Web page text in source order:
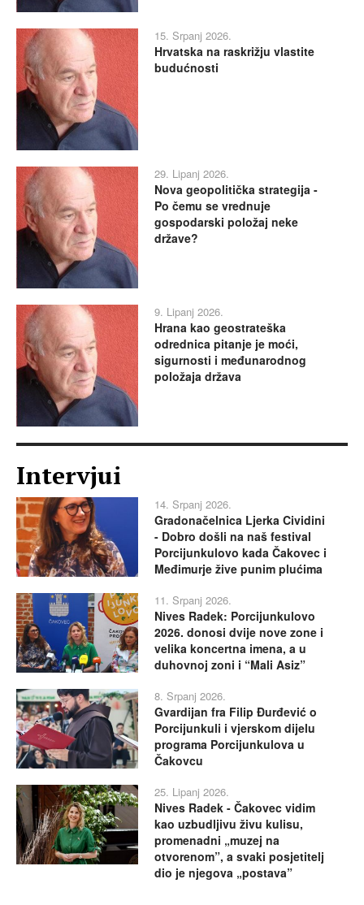
15. Srpanj 2026.
Hrvatska na raskrižju vlastite
budućnosti
29. Lipanj 2026.
Nova geopolitička strategija -
Po čemu se vrednuje
gospodarski položaj neke
države?
9. Lipanj 2026.
Hrana kao geostrateška
odrednica pitanje je moći,
sigurnosti i međunarodnog
položaja država
Intervjui
14. Srpanj 2026.
Gradonačelnica Ljerka Cividini
- Dobro došli na naš festival
Porcijunkulovo kada Čakovec i
Međimurje žive punim plućima
11. Srpanj 2026.
Nives Radek: Porcijunkulovo
2026. donosi dvije nove zone i
velika koncertna imena, a u
duhovnoj zoni i “Mali Asiz”
8. Srpanj 2026.
Gvardijan fra Filip Đurđević o
Porcijunkuli i vjerskom dijelu
programa Porcijunkulova u
Čakovcu
25. Lipanj 2026.
Nives Radek - Čakovec vidim
kao uzbudljivu živu kulisu,
promenadni „muzej na
otvorenom”, a svaki posjetitelj
dio je njegova „postava”